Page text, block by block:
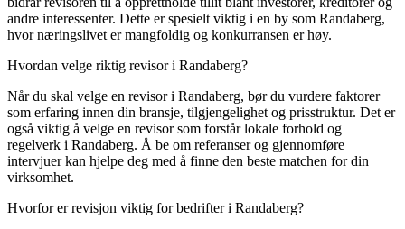
andre interessenter. Dette er spesielt viktig i en by som Randaberg,
hvor næringslivet er mangfoldig og konkurransen er høy.
Hvordan velge riktig revisor i Randaberg?
Når du skal velge en revisor i Randaberg, bør du vurdere faktorer
som erfaring innen din bransje, tilgjengelighet og prisstruktur. Det er
også viktig å velge en revisor som forstår lokale forhold og
regelverk i Randaberg. Å be om referanser og gjennomføre
intervjuer kan hjelpe deg med å finne den beste matchen for din
virksomhet.
Hvorfor er revisjon viktig for bedrifter i Randaberg?